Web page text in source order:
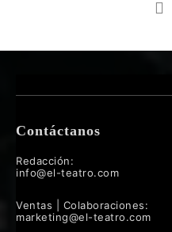
Contáctanos
Redacción:
info@el-teatro.com
Ventas | Colaboraciones:
marketing@el-teatro.com